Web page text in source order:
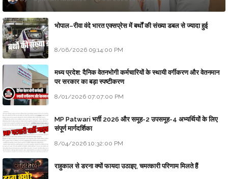
भोपाल–रीवा वंदे भारत एक्सप्रेस में बर्थों की संख्या डबल से ज्यादा हुई
8/06/2026 09:14:00 PM
मध्य प्रदेश: दैनिक वेतनभोगी कर्मचारियों के स्थायी वर्गीकरण और वेतनमान
पर सरकार का बड़ा स्पष्टीकरण
8/01/2026 07:07:00 PM
MP Patwari भर्ती 2026 और समूह-2 उपसमूह-4 अभ्यर्थियों के लिए
संपूर्ण मार्गदर्शिका
8/04/2026 10:32:00 PM
राहुकाल से डरना क्यों फायदा उठाइए, चमत्कारी परिणाम मिलते हैं